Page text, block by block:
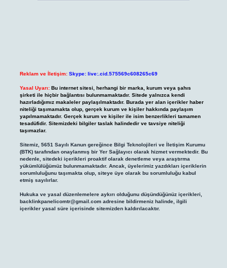
Reklam ve İletişim: Skype: live:.cid.575569c608265c69
Yasal Uyarı: Bu internet sitesi, herhangi bir marka, kurum veya şahıs
şirketi ile hiçbir bağlantısı bulunmamaktadır. Sitede yalnızca kendi
hazırladığımız makaleler paylaşılmaktadır. Burada yer alan içerikler haber
niteliği taşımamakta olup, gerçek kurum ve kişiler hakkında paylaşım
yapılmamaktadır. Gerçek kurum ve kişiler ile isim benzerlikleri tamamen
tesadüfidir. Sitemizdeki bilgiler taslak halindedir ve tavsiye niteliği
taşımazlar.
Sitemiz, 5651 Sayılı Kanun gereğince Bilgi Teknolojileri ve İletişim Kurumu
(BTK) tarafından onaylanmış bir Yer Sağlayıcı olarak hizmet vermektedir. Bu
nedenle, sitedeki içerikleri proaktif olarak denetleme veya araştırma
yükümlülüğümüz bulunmamaktadır. Ancak, üyelerimiz yazdıkları içeriklerin
sorumluluğunu taşımakta olup, siteye üye olarak bu sorumluluğu kabul
etmiş sayılırlar.
Hukuka ve yasal düzenlemelere aykırı olduğunu düşündüğünüz içerikleri,
backlinkpanelicomtr@gmail.comadresine bildirmeniz halinde, ilgili
içerikler yasal süre içerisinde sitemizden kaldırılacaktır.